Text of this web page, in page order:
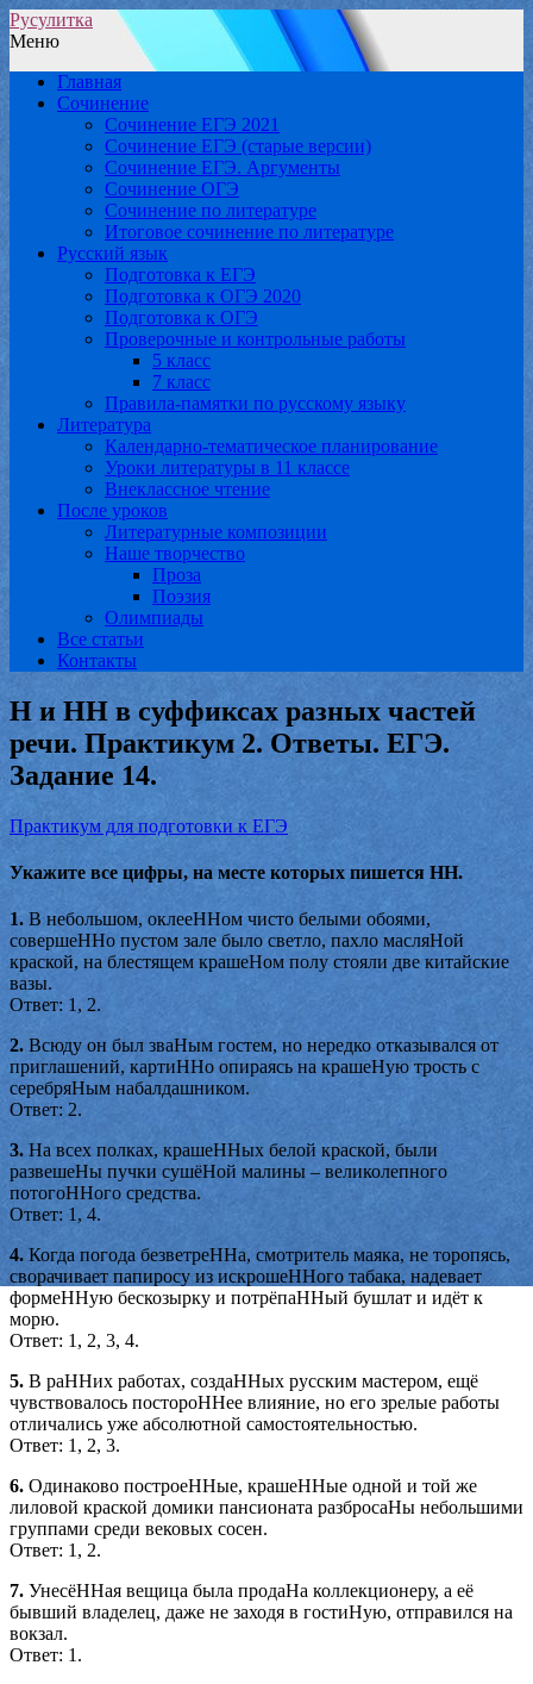
Русулитка
Меню
Главная
Сочинение
Сочинение ЕГЭ 2021
Сочинение ЕГЭ (старые версии)
Сочинение ЕГЭ. Аргументы
Сочинение ОГЭ
Сочинение по литературе
Итоговое сочинение по литературе
Русский язык
Подготовка к ЕГЭ
Подготовка к ОГЭ 2020
Подготовка к ОГЭ
Проверочные и контрольные работы
5 класс
7 класс
Правила-памятки по русскому языку
Литература
Календарно-тематическое планирование
Уроки литературы в 11 классе
Внеклассное чтение
После уроков
Литературные композиции
Наше творчество
Проза
Поэзия
Олимпиады
Все статьи
Контакты
Н и НН в суффиксах разных частей
речи. Практикум 2. Ответы. ЕГЭ.
Задание 14.
Практикум для подготовки к ЕГЭ
Укажите все цифры, на месте которых пишется НН.
1. В небольшом, оклееННом чисто белыми обоями,
совершеННо пустом зале было светло, пахло масляНой
краской, на блестящем крашеНом полу стояли две китайские
вазы.
Ответ: 1, 2.
2. Всюду он был зваНым гостем, но нередко отказывался от
приглашений, картиННо опираясь на крашеНую трость с
серебряНым набалдашником.
Ответ: 2.
3. На всех полках, крашеННых белой краской, были
развешеНы пучки сушёНой малины – великолепного
потогоННого средства.
Ответ: 1, 4.
4. Когда погода безветреННа, смотритель маяка, не торопясь,
сворачивает папиросу из искрошеННого табака, надевает
формеННую бескозырку и потрёпаННый бушлат и идёт к
морю.
Ответ: 1, 2, 3, 4.
5. В раННих работах, создаННых русским мастером, ещё
чувствовалось постороННее влияние, но его зрелые работы
отличались уже абсолютной самостоятельностью.
Ответ: 1, 2, 3.
6. Одинаково построеННые, крашеННые одной и той же
лиловой краской домики пансионата разбросаНы небольшими
группами среди вековых сосен.
Ответ: 1, 2.
7. УнесёННая вещица была продаНа коллекционеру, а её
бывший владелец, даже не заходя в гостиНую, отправился на
вокзал.
Ответ: 1.